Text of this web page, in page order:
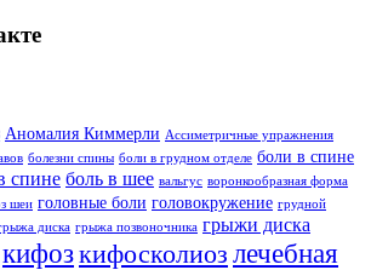
Аномалия Киммерли Ассиметричные упражнения
болезни спины боли в грудном отделе боли в спине
спине боль в шее вальгус воронкообразная форма
шеи головные боли головокружение грудной
диска грыжа позвоночника грыжи диска
кифозкифосколиоз лечебная